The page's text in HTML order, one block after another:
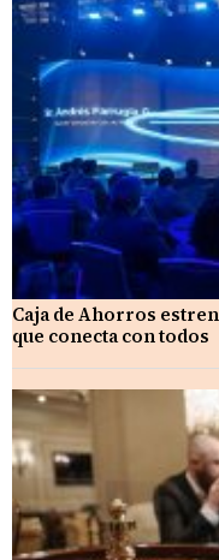
Caja de Ahorros
que conecta con todos